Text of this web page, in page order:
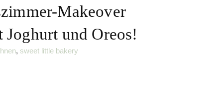
Makeover
und Oreos!
, sweet little bakery